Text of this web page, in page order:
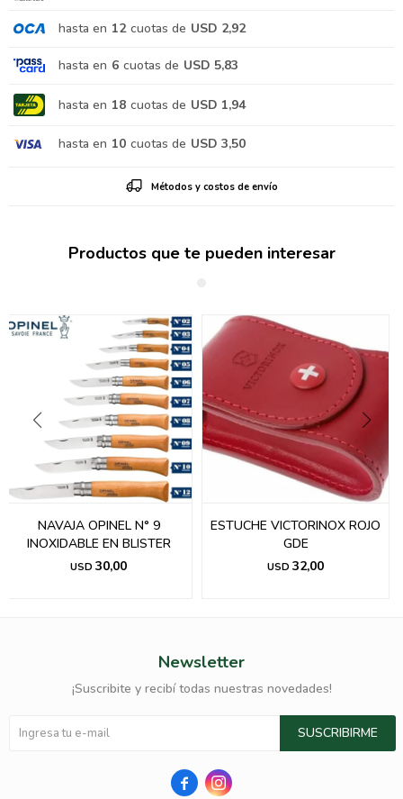
hasta en 12 cuotas de USD 2,92
hasta en 6 cuotas de USD 5,83
hasta en 18 cuotas de USD 1,94
hasta en 10 cuotas de USD 3,50
Métodos y costos de envío
Productos que te pueden interesar
NAVAJA OPINEL N° 9
INOXIDABLE EN BLISTER
USD 30,00
ESTUCHE VICTORINOX ROJO
GDE
USD 32,00
Newsletter
¡Suscribite y recibí todas nuestras novedades!
SUSCRIBIRME
 